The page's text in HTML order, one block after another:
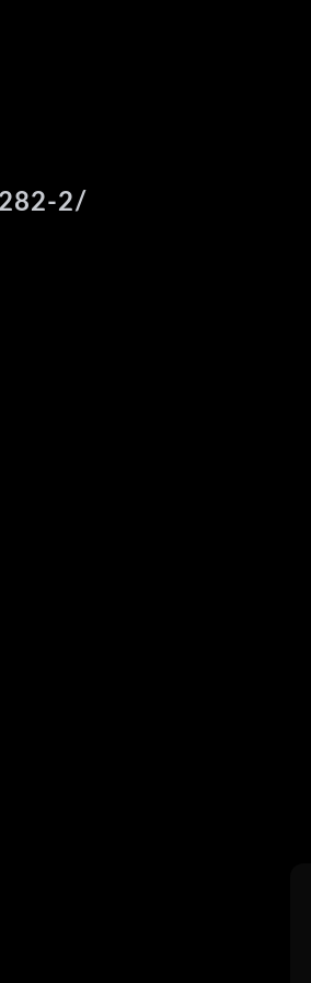
2/